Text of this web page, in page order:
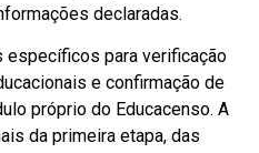
declaradas.
específicos para verificação
e confirmação de
próprio do Educacenso. A
da primeira etapa, das